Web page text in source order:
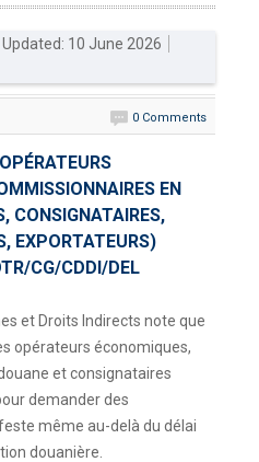
ACTUALITES
DOCUMENTATION
CONTACT
Contactez OTR
Updated: 10 June 2026
0 Comments
EN
CONSIGNATAIRES,
EXPORTATEURS)
CG/CDDI/DEL
et Droits Indirects note que
opérateurs économiques,
et consignataires
demander des
même au-delà du délai
douanière.